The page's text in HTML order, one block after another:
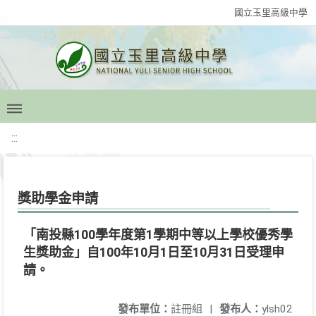
國立玉里高級中學
:::
獎助學金申請
「南投縣100學年度第1學期中等以上學校優秀學
生獎助金」自100年10月1日至10月31日受理申
請。
發布人： ylsh02
發布單位： 註冊組 |